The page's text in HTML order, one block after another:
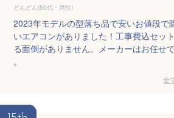
どんどん(50代・男性)
2023年モデルの型落ち品で安いお値段で
いエアコンがありました！工事費込セッ
る面倒がありません。メーカーはお任せ
。
全